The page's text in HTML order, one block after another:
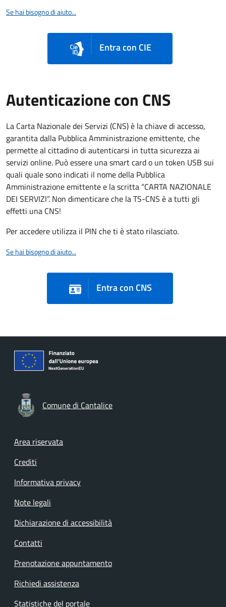
Se hai bisogno di aiuto...
Entra con CIE
Autenticazione con CNS
La Carta Nazionale dei Servizi (CNS) è la chiave di accesso,
garantita dalla Pubblica Amministrazione emittente, che
permette al cittadino di autenticarsi in tutta sicurezza ai
servizi online. Può essere una smart card o un token USB sui
quali quale sono indicati il nome della Pubblica
Amministrazione emittente e la scritta “CARTA NAZIONALE
DEI SERVIZI”. Non dimenticare che la TS-CNS è a tutti gli
effetti una CNS!
Per accedere utilizza il PIN che ti è stato rilasciato.
Se hai bisogno di aiuto...
Entra con CNS
Comune di Cantalice
Footer menu
Area riservata
Crediti
Informativa privacy
Note legali
Dichiarazione di accessibilità
Contatti
Prenotazione appuntamento
Richiedi assistenza
Statistiche del portale